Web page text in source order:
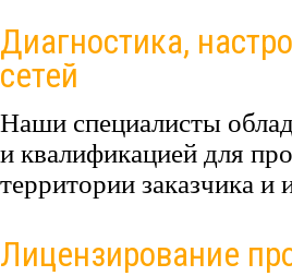
Диагностика,
сетей
Наши специалисты
и квалификацией для
территории заказчика и
Лицензирование